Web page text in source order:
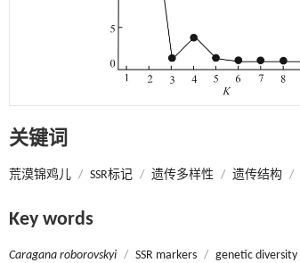
关键词
荒漠锦鸡儿 / SSR标记 / 遗传多样性 / 遗传结构 /
Key words
Caragana roborovskyi / SSR markers / genetic diversity